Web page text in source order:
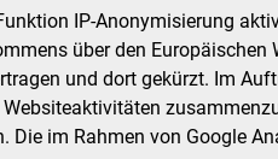
IP-Anonymisierung
über den
und dort gekürzt. Im
Die im Rahmen von Google